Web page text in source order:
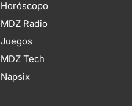
Horóscopo
MDZ Radio
Juegos
MDZ Tech
Napsix